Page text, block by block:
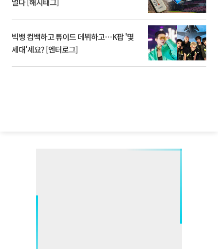
빅뱅 컴백하고 튜이드 데뷔하고⋯K팝 '몇
세대'세요? [엔터로그]